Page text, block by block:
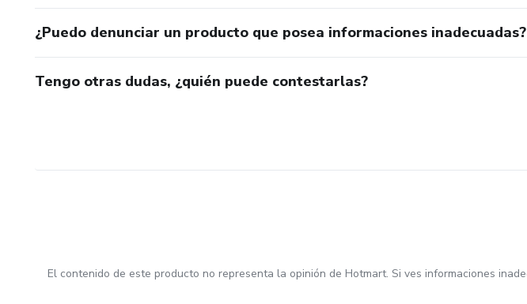
¿Puedo denunciar un producto que posea informaciones inadecuadas?
Tengo otras dudas, ¿quién puede contestarlas?
El contenido de este producto no representa la opinión de Hotmart. Si ves informaciones